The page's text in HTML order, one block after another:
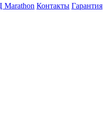
Marathon Контакты Гарантия